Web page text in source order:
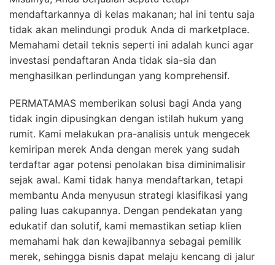
mendaftarkannya di kelas makanan; hal ini tentu saja
tidak akan melindungi produk Anda di marketplace.
Memahami detail teknis seperti ini adalah kunci agar
investasi pendaftaran Anda tidak sia-sia dan
menghasilkan perlindungan yang komprehensif.
PERMATAMAS memberikan solusi bagi Anda yang
tidak ingin dipusingkan dengan istilah hukum yang
rumit. Kami melakukan pra-analisis untuk mengecek
kemiripan merek Anda dengan merek yang sudah
terdaftar agar potensi penolakan bisa diminimalisir
sejak awal. Kami tidak hanya mendaftarkan, tetapi
membantu Anda menyusun strategi klasifikasi yang
paling luas cakupannya. Dengan pendekatan yang
edukatif dan solutif, kami memastikan setiap klien
memahami hak dan kewajibannya sebagai pemilik
merek, sehingga bisnis dapat melaju kencang di jalur